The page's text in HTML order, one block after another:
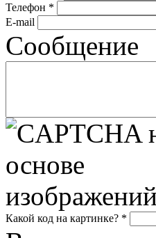
Телефон *
E-mail
Сообщение
Какой код на картинке? *